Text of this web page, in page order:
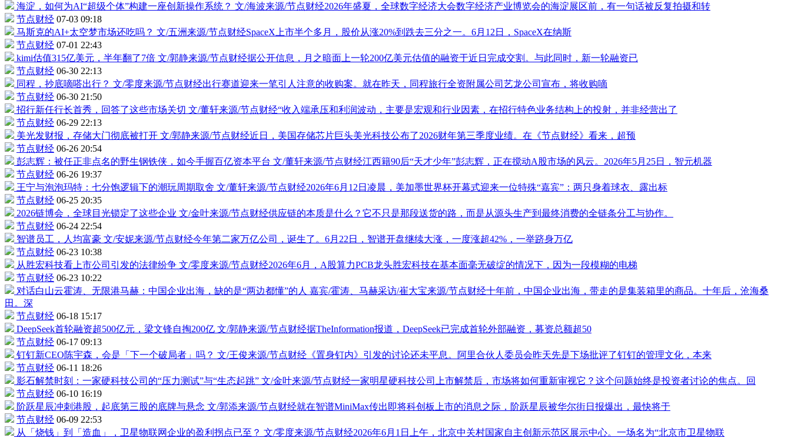
海淀，如何为AI“超级个体”构建一座创新操作系统？ 文/海波来源/节点财经2026年盛夏，全球数字经济大会数字经济产业博览会的海淀展区前，有一句话被反复拍摄和转
节点财经 07-03 09:18
马斯克的AI+太空梦市场还吃吗？ 文/五洲来源/节点财经SpaceX上市半个多月，股价从涨20%到跌去三分之一。6月12日，SpaceX在纳斯
节点财经 07-01 22:43
kimi估值315亿美元，半年翻了7倍 文/郭静来源/节点财经据公开信息，月之暗面上一轮200亿美元估值的融资于近日完成交割。与此同时，新一轮融资已
节点财经 06-30 22:13
同程，抄底嘀嗒出行？ 文/零度来源/节点财经出行赛道迎来一笔引人注意的收购案。就在昨天，同程旅行全资附属公司艺龙公司宣布，将收购嘀
节点财经 06-30 21:50
招行新任行长首秀，回答了这些市场关切 文/董轩来源/节点财经“收入端承压和利润波动，主要是宏观和行业因素，在招行特色业务结构上的投射，并非经营出了
节点财经 06-29 22:13
美光发财报，存储大门彻底被打开 文/郭静来源/节点财经近日，美国存储芯片巨头美光科技公布了2026财年第三季度业绩。在《节点财经》看来，超预
节点财经 06-26 20:54
彭志辉：被任正非点名的野生钢铁侠，如今手握百亿资本平台 文/董轩来源/节点财经江西籍90后“天才少年”彭志辉，正在搅动A股市场的风云。2026年5月25日，智元机器
节点财经 06-26 19:37
王宁与泡泡玛特：七分饱逻辑下的潮玩周期取舍 文/董轩来源/节点财经2026年6月12日凌晨，美加墨世界杯开幕式迎来一位特殊“嘉宾”：两只身着球衣、露出标
节点财经 06-25 20:35
2026链博会，全球目光锁定了这些企业 文/金叶来源/节点财经供应链的本质是什么？它不只是那段送货的路，而是从源头生产到最终消费的全链条分工与协作。
节点财经 06-24 22:54
智谱员工，人均富豪 文/安妮来源/节点财经今年第二家万亿公司，诞生了。6月22日，智谱开盘继续大涨，一度涨超42%，一举跻身万亿
节点财经 06-23 10:38
从胜宏科技看上市公司引发的法律纷争 文/零度来源/节点财经2026年6月，A股算力PCB龙头胜宏科技在基本面毫无破绽的情况下，因为一段模糊的电梯
节点财经 06-23 10:22
对话白山云霍涛、无限港马赫：中国企业出海，缺的是“两边都懂”的人 嘉宾/霍涛、马赫采访/崔大宝来源/节点财经十年前，中国企业出海，带走的是集装箱里的商品。十年后，沧海桑
田。深
节点财经 06-18 15:17
DeepSeek首轮融资超500亿元，梁文锋自掏200亿 文/郭静来源/节点财经据TheInformation报道，DeepSeek已完成首轮外部融资，募资总额超50
节点财经 06-17 09:13
钉钉新CEO陈宇森，会是「下一个破局者」吗？ 文/王俊来源/节点财经《置身钉内》引发的讨论还未平息。阿里合伙人委员会昨天先是下场批评了钉钉的管理文化，本来
节点财经 06-11 18:26
影石解禁时刻：一家硬科技公司的“压力测试”与“生态起跳” 文/金叶来源/节点财经一家明星硬科技公司上市解禁后，市场将如何重新审视它？这个问题始终是投资者讨论的焦点。回
节点财经 06-10 16:19
阶跃星辰冲刺港股，起底第三股的底牌与悬念 文/郭添来源/节点财经就在智谱MiniMax传出即将科创板上市的消息之际，阶跃星辰被华尔街日报爆出，最快将于
节点财经 06-09 22:53
从「烧钱」到「造血」，卫星物联网企业的盈利拐点已至？ 文/零度来源/节点财经2026年6月1日上午，北京中关村国家自主创新示范区展示中心。一场名为“北京市卫星物联